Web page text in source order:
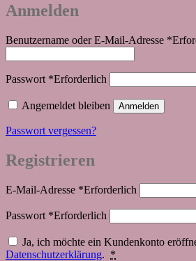
Anmelden
Benutzername oder E-Mail-Adresse *
Passwort *Erforderlich
Angemeldet bleiben Anmelden
Passwort vergessen?
Registrieren
E-Mail-Adresse *Erforderlich
Passwort *Erforderlich
Ja, ich möchte ein Kundenkonto
Datenschutzerklärung. *